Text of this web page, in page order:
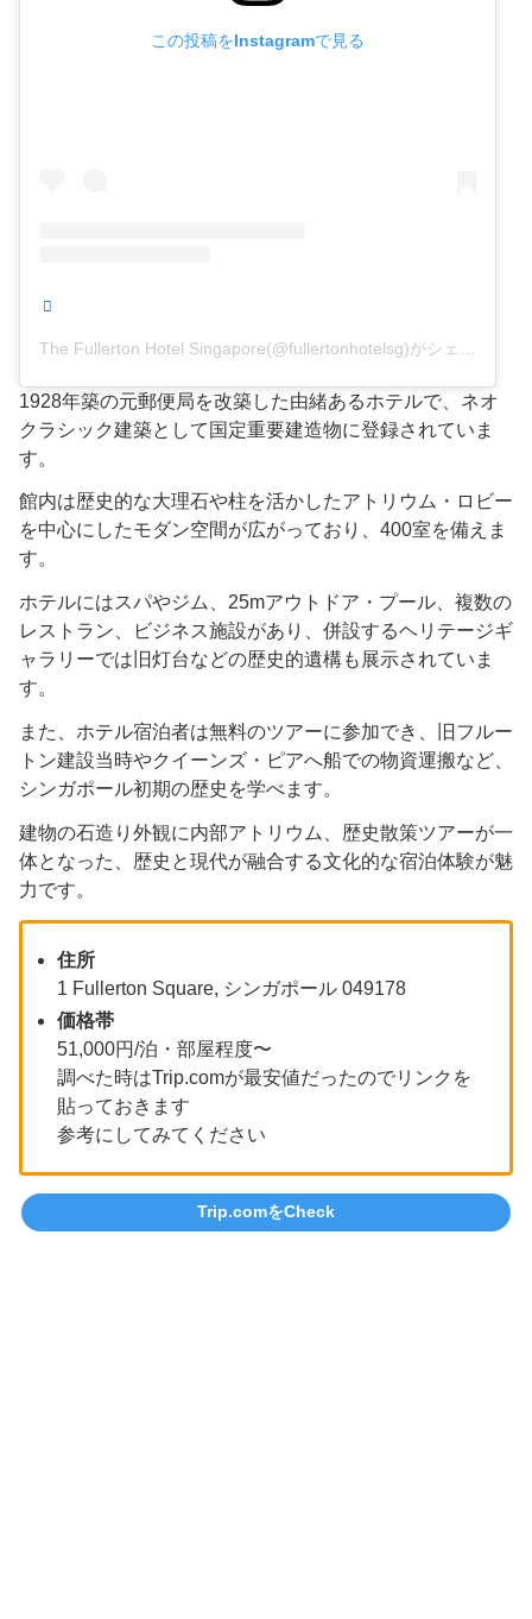
この投稿をInstagramで見る
1928年築の元郵便局を改築した由緒あるホテルで、ネオ
クラシック建築として国定重要建造物に登録されていま
す。
館内は歴史的な大理石や柱を活かしたアトリウム・ロビー
を中心にしたモダン空間が広がっており、400室を備えま
す。
ホテルにはスパやジム、25mアウトドア・プール、複数の
レストラン、ビジネス施設があり、併設するヘリテージギ
ャラリーでは旧灯台などの歴史的遺構も展示されていま
す。
また、ホテル宿泊者は無料のツアーに参加でき、旧フルー
トン建設当時やクイーンズ・ピアへ船での物資運搬など、
シンガポール初期の歴史を学べます。
建物の石造り外観に内部アトリウム、歴史散策ツアーが一
体となった、歴史と現代が融合する文化的な宿泊体験が魅
力です。
住所
1 Fullerton Square, シンガポール 049178
価格帯
51,000円/泊・部屋程度〜
調べた時はTrip.comが最安値だったのでリンクを
貼っておきます
参考にしてみてください
Trip.comをCheck